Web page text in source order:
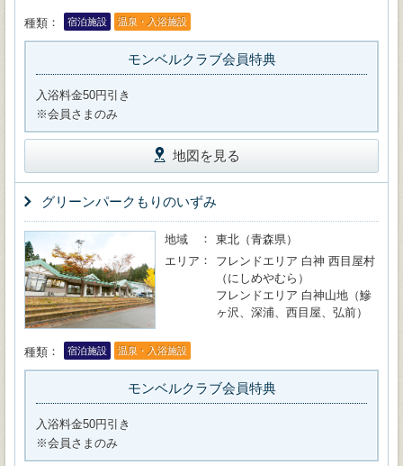
種類 宿泊施設 温泉・入浴施設
モンベルクラブ会員特典
入浴料金50円引き
※会員さまのみ
地図を見る
グリーンパークもりのいずみ
地域
東北（青森県）
エリア
フレンドエリア 白神 西目屋村
（にしめやむら）
フレンドエリア 白神山地（鰺
ヶ沢、深浦、西目屋、弘前）
種類 宿泊施設 温泉・入浴施設
モンベルクラブ会員特典
入浴料金50円引き
※会員さまのみ